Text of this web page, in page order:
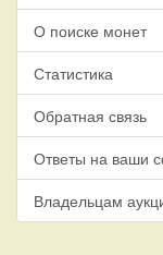
О поиске монет
Статистика
Обратная связь
Ответы на ваши
Владельцам